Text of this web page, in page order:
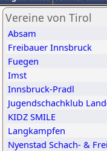
Vereine von Tirol
Absam
Freibauer Innsbruck
Fuegen
Imst
Innsbruck-Pradl
Jugendschachklub
KIDZ SMILE
Langkampfen
Nyenstad Schach- &